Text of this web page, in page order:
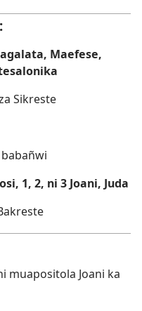
Maefese,
Sikreste
1, 2, ni 3 Joani, Juda
muapositola Joani ka